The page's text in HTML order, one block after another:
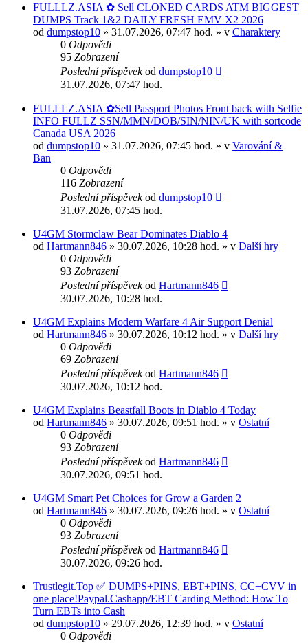
FULLLZ.ASIA ✿ Sell CLONED CARDS ATM BIGGEST
DUMPS Track 1&2 DAILY FRESH EMV X2 2026
od dumpstop10 » 31.07.2026, 07:47 hod. » v Charaktery
0 Odpovědi
95 Zobrazení
Poslední příspěvekod dumpstop10
31.07.2026, 07:47 hod.
FULLLZ.ASIA ✿Sell Passport Photos Front back with Selfie
INFO FULLZ SSN/MMN/DOB/SIN/NIN/UK with sortcode
Canada USA 2026
od dumpstop10 » 31.07.2026, 07:45 hod. » v Varování &
Ban
0 Odpovědi
116 Zobrazení
Poslední příspěvekod dumpstop10
31.07.2026, 07:45 hod.
U4GM Stormclaw Bear Dominates Diablo 4
od Hartmann846 » 30.07.2026, 10:28 hod. » v Další hry
0 Odpovědi
93 Zobrazení
Poslední příspěvekod Hartmann846
30.07.2026, 10:28 hod.
U4GM Explains Modern Warfare 4 Air Support Denial
od Hartmann846 » 30.07.2026, 10:12 hod. » v Další hry
0 Odpovědi
69 Zobrazení
Poslední příspěvekod Hartmann846
30.07.2026, 10:12 hod.
U4GM Explains Beastfall Boots in Diablo 4 Today
od Hartmann846 » 30.07.2026, 09:51 hod. » v Ostatní
0 Odpovědi
93 Zobrazení
Poslední příspěvekod Hartmann846
30.07.2026, 09:51 hod.
U4GM Smart Pet Choices for Grow a Garden 2
od Hartmann846 » 30.07.2026, 09:26 hod. » v Ostatní
0 Odpovědi
93 Zobrazení
Poslední příspěvekod Hartmann846
30.07.2026, 09:26 hod.
Trustlegit.Top ✅ DUMPS+PINS, EBT+PINS, CC+CVV in
one place!Paypal.Cashapp/EBT Carding Method: How To
Turn EBTs into Cash
od dumpstop10 » 29.07.2026, 12:39 hod. » v Ostatní
0 Odpovědi